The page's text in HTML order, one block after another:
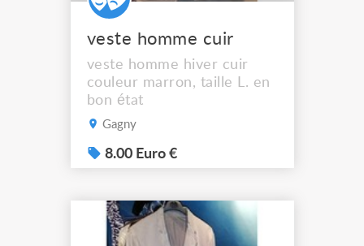
veste homme cuir
veste homme hiver cuir
couleur marron, taille L. en
bon état
Gagny
8.00 Euro €